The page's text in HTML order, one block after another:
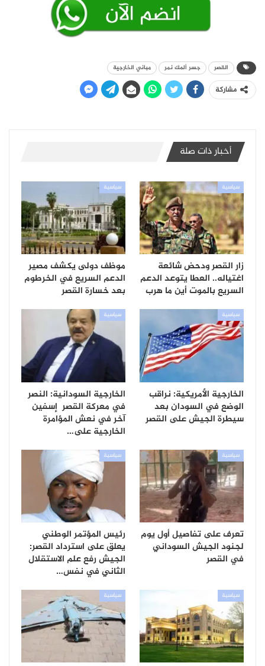
القصر جسر ألمك نمر مباني الخارجية
مشاركة
أخبار ذات صلة
سياسية
زار القصر ودحض شائعة
اغتياله.. العطا يتوعد الدعم
السريع بالموت أين ما هرب
سياسية
موظف دولى يكشف مصير
الدعم السريع في الخرطوم
بعد خسارة القصر
سياسية
الخارجية الأمريكية: نراقب
الوضع في السودان بعد
سيطرة الجيش على القصر
سياسية
الخارجية السودانية: النصر
في معركة القصر إسفين
آخر في نعش المؤامرة
الخارجية على…
سياسية
تعرف على تفاصيل أول يوم
لجنود الجيش السوداني
في القصر
سياسية
رئيس المؤتمر الوطني
يعلق على استرداد القصر:
الجيش رفع علم الاستقلال
الثاني في نفس…
سياسية سياسية